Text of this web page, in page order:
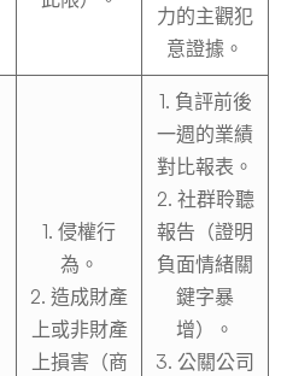
力的主觀犯
意證據。
1. 侵權行
為。
2. 造成財產
上或非財產
上損害（商
1. 負評前後
一週的業績
對比報表。
2. 社群聆聽
報告（證明
負面情緒關
鍵字暴
增）。
3. 公關公司